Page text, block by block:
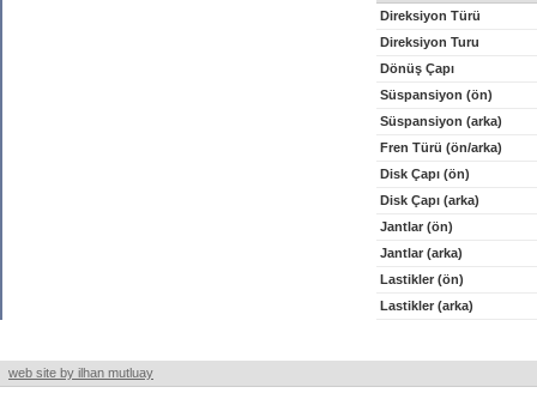
Direksiyon Türü
Direksiyon Turu
Dönüş Çapı
Süspansiyon (ön)
Süspansiyon (arka)
Fren Türü (ön/arka)
Disk Çapı (ön)
Disk Çapı (arka)
Jantlar (ön)
Jantlar (arka)
Lastikler (ön)
Lastikler (arka)
web site by ilhan mutluay